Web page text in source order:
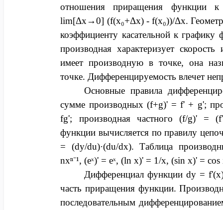
отношения приращения функции
lim[Δx→0] (f(x₀+Δx) - f(x₀))/Δx.
коэффициенту касательной к
производная характеризует
имеет производную в точке, она
точке. Дифференцируемость влечет
Основные правила
сумме производных (f+g)' = f' + g';
fg'; производная частного (f/g)' =
функции вычисляется по правилу
= (dy/du)·(du/dx). Таблица
nxⁿ⁻¹, (eˣ)' = eˣ, (ln x)' = 1/x, (sin x)' =
Дифференциал функции dy =
часть приращения функции.
последовательным